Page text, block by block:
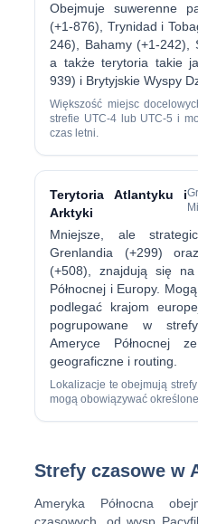
Obejmuje suwerenne
(+1-876), Trynidad i
246), Bahamy (+1-242),
a także terytoria takie
939) i Brytyjskie Wyspy
Większość miejsc
strefie UTC-4 lub UTC-5 i
czas letni.
Terytoria Atlantyku i
Arktyki
Mniejsze, ale
Grenlandia (+299)
(+508), znajdują się
Północnej i Europy.
podlegać krajom
pogrupowane w
Ameryce Północnej
geograficzne i routing.
Lokalizacje te obejmują
mogą obowiązywać
Strefy czasowe w
Ameryka Północna